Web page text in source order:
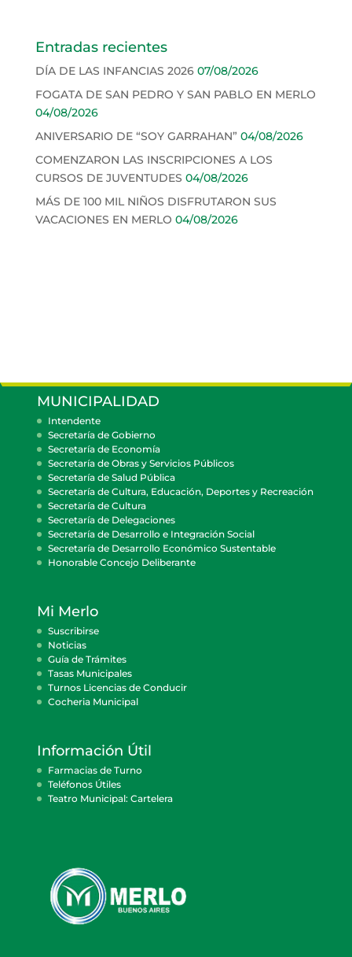
Entradas recientes
DÍA DE LAS INFANCIAS 2026 07/08/2026
FOGATA DE SAN PEDRO Y SAN PABLO EN MERLO
04/08/2026
ANIVERSARIO DE “SOY GARRAHAN” 04/08/2026
COMENZARON LAS INSCRIPCIONES A LOS
CURSOS DE JUVENTUDES 04/08/2026
MÁS DE 100 MIL NIÑOS DISFRUTARON SUS
VACACIONES EN MERLO 04/08/2026
MUNICIPALIDAD
Intendente
Secretaría de Gobierno
Secretaría de Economía
Secretaría de Obras y Servicios Públicos
Secretaría de Salud Pública
Secretaría de Cultura, Educación, Deportes y Recreación
Secretaría de Cultura
Secretaría de Delegaciones
Secretaría de Desarrollo e Integración Social
Secretaría de Desarrollo Económico Sustentable
Honorable Concejo Deliberante
Mi Merlo
Suscribirse
Noticias
Guía de Trámites
Tasas Municipales
Turnos Licencias de Conducir
Cocheria Municipal
Información Útil
Farmacias de Turno
Teléfonos Útiles
Teatro Municipal: Cartelera